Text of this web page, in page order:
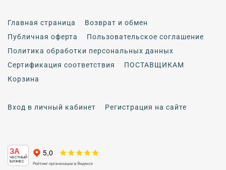
Главная страница
Возврат и обмен
Публичная оферта
Пользовательское соглашение
Политика обработки персональных данных
Сертификация соответствия
ПОСТАВЩИКАМ
Корзина
Вход в личный кабинет Регистрация на сайте
ЗА
ЧЕСТНЫЙ
БИЗНЕС